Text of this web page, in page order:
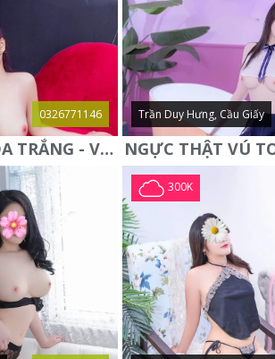
0326771146
PHƯƠNG XINH - DA TRẮNG - VÚ TO - DÁNG ĐẸP - NGON
Trần Duy Hưng, Cầu Giấy
300K